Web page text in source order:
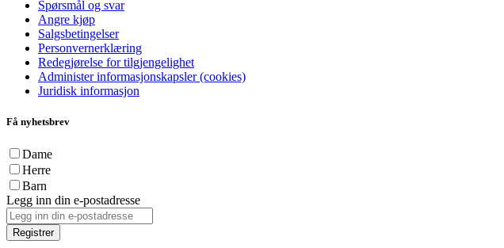
Spørsmål og svar
Angre kjøp
Salgsbetingelser
Personvernerklæring
Redegjørelse for tilgjengelighet
Administer informasjonskapsler (cookies)
Juridisk informasjon
Få nyhetsbrev
Dame
Herre
Barn
Legg inn din e-postadresse
Registrer